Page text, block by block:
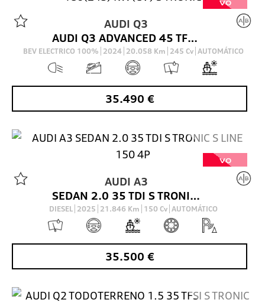
VO
AUDI Q3
AUDI Q3 ADVANCED 45 TFSI E 180(245) KW(CV) S TRONIC
BEV ELECTRICO 100% 2024 20.058 Km 245 Cv AUTOMÁTICO
35.490 €
VO
AUDI A3
SEDAN 2.0 35 TDI S TRONIC S LINE 150 4P
DIESEL 2025 21.846 Km 150 Cv AUTOMÁTICO
35.500 €